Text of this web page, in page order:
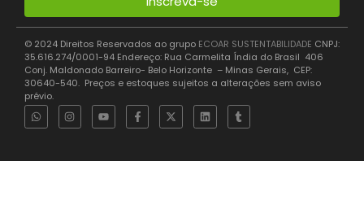
Inscreva-se
© 2024 Direitos Reservados ao grupoECOAR SUSTENTABILIDADECNPJ:
35.616.274/0001-94 Endereço: Rua Carmelita Índia do Brasil 406
Conj. Maldonado Barreiro- Belo Horizonte – Minas Gerais, CEP:
30640-540. Preços e estoques sujeitos a alterações sem aviso
prévio.